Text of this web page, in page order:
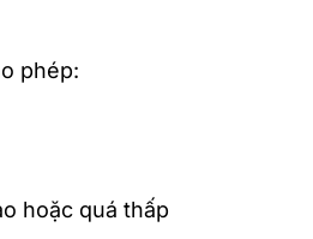
phép:
hoặc quá thấp